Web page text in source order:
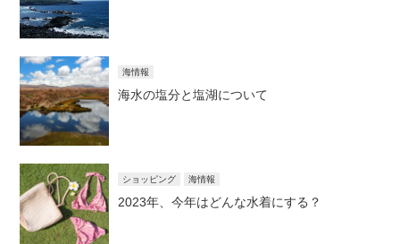
海情報
海水の塩分と塩湖について
ショッピング 海情報
2023年、今年はどんな水着にする？